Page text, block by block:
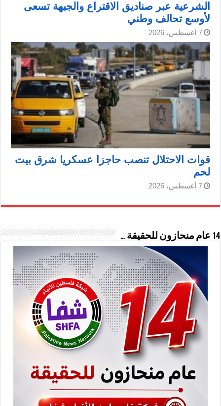
الشرعية عبر صناديق الاقتراع والجبهة تسعى
لأوسع تحالف وطني
7 أغسطس، 2026
قوات الاحتلال تنصب حاجزا عسكريا شرق بيت
لحم
7 أغسطس، 2026
14 عام منحازون للحقيقة …